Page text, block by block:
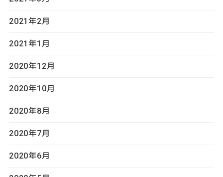
2021年2月
2021年1月
2020年12月
2020年10月
2020年8月
2020年7月
2020年6月